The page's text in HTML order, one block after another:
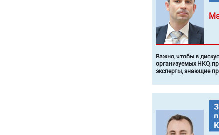
Важно, чтобы в
организуемых НКО,
эксперты, знающие